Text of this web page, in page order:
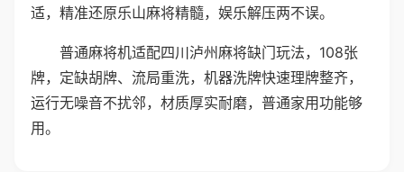
适，精准还原乐山麻将精髓，娱乐解压两不误。
普通麻将机适配四川泸州麻将缺门玩法，108张
牌，定缺胡牌、流局重洗，机器洗牌快速理牌整齐，
运行无噪音不扰邻，材质厚实耐磨，普通家用功能够
用。